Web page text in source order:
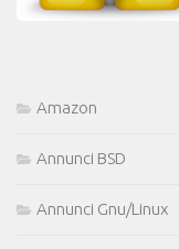
Amazon
Annunci BSD
Annunci Gnu/Linux